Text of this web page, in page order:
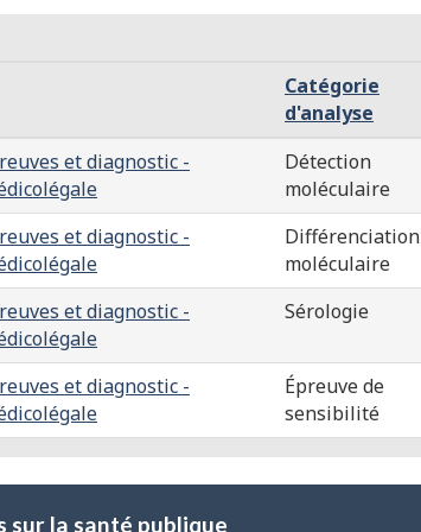
Catégorie
d'analyse
et diagnostic -
Détection
moléculaire
et diagnostic -
Différenciation
moléculaire
et diagnostic -
Sérologie
et diagnostic -
Épreuve de
sensibilité
sur la santé publique